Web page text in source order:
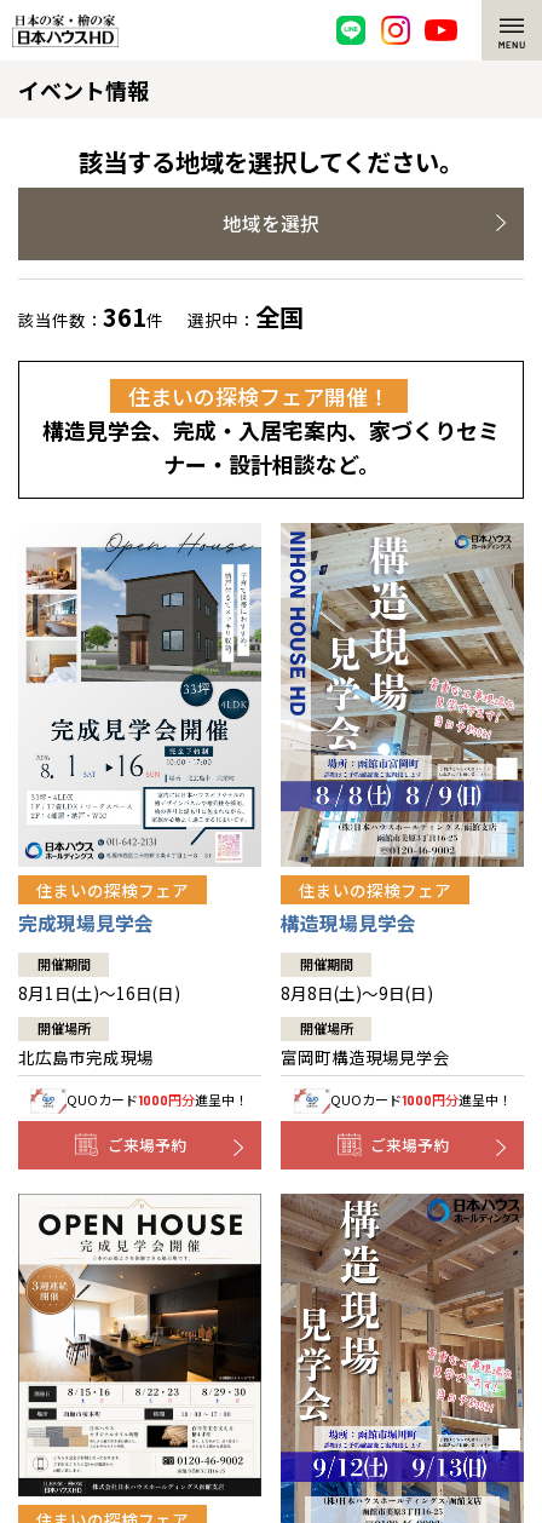
脱炭素・檜の家
環境にやさしい、脱炭素社会の住宅
耐震構造
高耐久住宅
高断熱・高気密の家
エネルギー自給自足
感謝訪問・長期保証
直営工事
1メーターモジュール
冷暖房標準装備
24時間対応コールセンター
デザイン賞各種受賞
セントラルヒーティング
選ばれる理由
檜の魅力 トップ
檜と日本人
1000年を超えて生きる檜
知られざる檜の効果・作用
理想の木材「檜」
注文住宅
グレートステージ
平屋の家
外観・インテリア集
暮らし方提案
住まいのコラム
住まいのお手入れ集
リフォーム トップ
選ばれる理由
リフォームの流れ
介護保険利用で快適リフォーム
賃貸併用住宅のメリット
安心のサポートシステム
展示場案内
分譲住宅・土地
分譲マンション
分譲マンション トップ
ワザックとは
高い信頼性
安心の管理体制
ギャラリー
会社情報
会社情報 トップ
ニュースリリース
代表ごあいさつ
企業理念
会社概要
事業部紹介
IR情報
木材調達指針
グループ会社紹介
CMギャラリー
採用情報
お問い合わせ
会員サイト
イベント情報
該当する地域を選択してください。
地域を選択
該当件数： 361件 選択中： 全国
住まいの探検フェア開催！
構造見学会、完成・入居宅案内、家づくりセミ
ナー・設計相談など。
住まいの探検フェア
完成現場見学会
開催期間
8月1日(土)～16日(日)
開催場所
北広島市完成現場
QUOカード1000円分進呈中！
ご来場予約
住まいの探検フェア
構造現場見学会
開催期間
8月8日(土)～9日(日)
開催場所
富岡町構造現場見学会
QUOカード1000円分進呈中！
ご来場予約